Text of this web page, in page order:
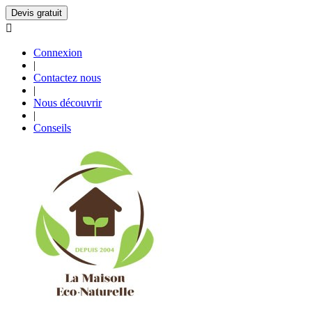
Devis gratuit

Connexion
|
Contactez nous
|
Nous découvrir
|
Conseils